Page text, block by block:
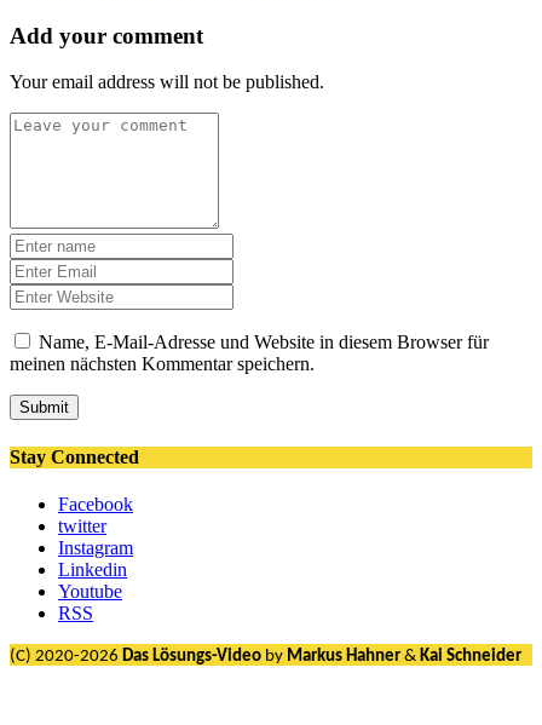
Add your comment
Your email address will not be published.
Name, E-Mail-Adresse und Website in diesem Browser für
meinen nächsten Kommentar speichern.
Submit
Stay Connected
Facebook
twitter
Instagram
Linkedin
Youtube
RSS
(C) 2020-2026 Das Lösungs-Video by Markus Hahner & Kai Schneider